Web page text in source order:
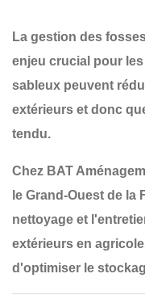
La gestion des
enjeu crucial pour
sableux peuvent
extérieurs et donc
tendu.
Chez BAT
le Grand-Ouest de la
nettoyage et
extérieurs en
d'optimiser le